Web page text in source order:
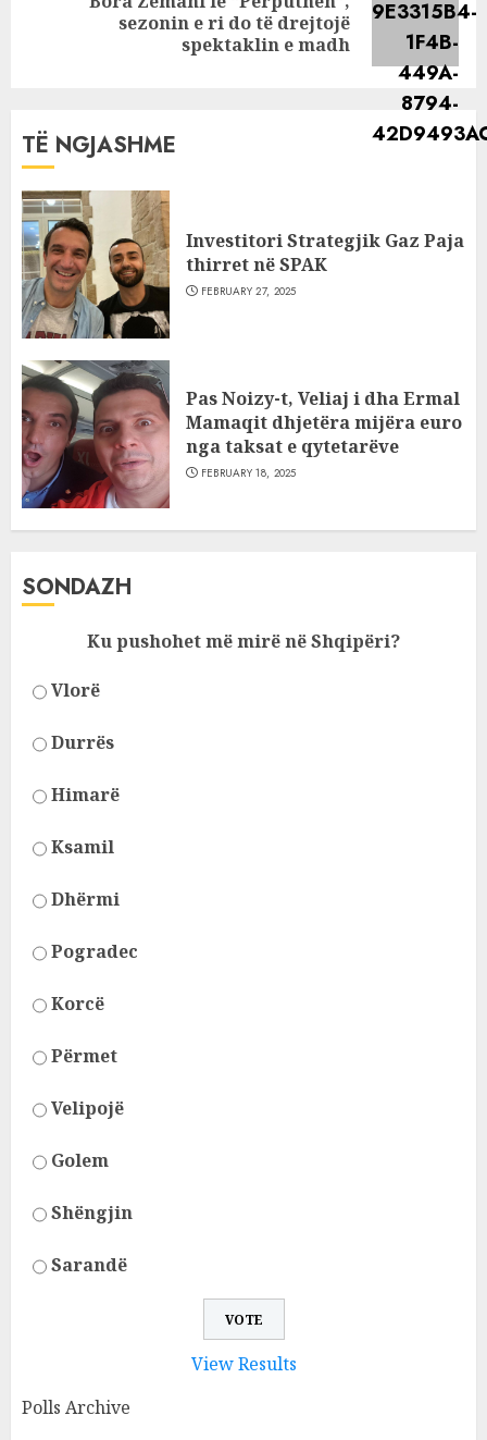
sezonin e ri do të drejtojë
spektaklin e madh
TË NGJASHME
Investitori Strategjik Gaz Paja
thirret në SPAK
FEBRUARY 27, 2025
Pas Noizy-t, Veliaj i dha Ermal
Mamaqit dhjetëra mijëra euro
nga taksat e qytetarëve
FEBRUARY 18, 2025
SONDAZH
Ku pushohet më mirë në Shqipëri?
Vlorë
Durrës
Himarë
Ksamil
Dhërmi
Pogradec
Korcë
Përmet
Velipojë
Golem
Shëngjin
Sarandë
View Results
Polls Archive